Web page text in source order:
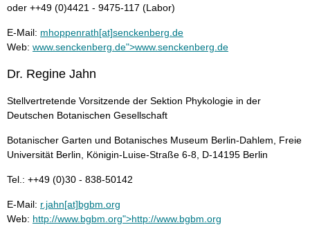
oder ++49 (0)4421 - 9475-117 (Labor)
E-Mail: mhoppenrath[at]senckenberg.de
Web: www.senckenberg.de">www.senckenberg.de
Dr. Regine Jahn
Stellvertretende Vorsitzende der Sektion Phykologie in der
Deutschen Botanischen Gesellschaft
Botanischer Garten und Botanisches Museum Berlin-Dahlem, Freie
Universität Berlin, Königin-Luise-Straße 6-8, D-14195 Berlin
Tel.: ++49 (0)30 - 838-50142
E-Mail: r.jahn[at]bgbm.org
Web: http://www.bgbm.org">http://www.bgbm.org